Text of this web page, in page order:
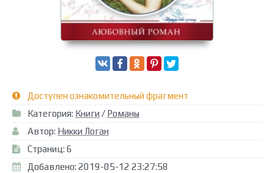
Доступен ознакомительный фрагмент
Категория: Книги / Романы
Автор: Никки Логан
Страниц: 6
Добавлено: 2019-05-12 23:27:58